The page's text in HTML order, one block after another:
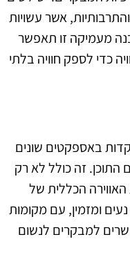
אשר עשויות
מעמיקה זו תאפשר
כדי לספק חוויה בלתי
באספקטים שונים
התוכן. זה כולל לא רק
הכללית של
נעים ומזמין, עם מקומות
למבקרים לנשום